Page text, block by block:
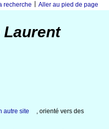
recherche Aller au pied de page
Laurent
autre site
, orienté vers des